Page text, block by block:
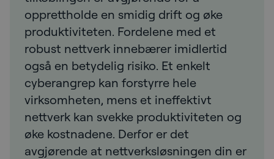
opprettholde en smidig drift og øke
produktiviteten. Fordelene med et
robust nettverk innebærer imidlertid
også en betydelig risiko. Et enkelt
cyberangrep kan forstyrre hele
virksomheten, mens et ineffektivt
nettverk kan svekke produktiviteten og
øke kostnadene. Derfor er det
avgjørende at nettverksløsningen din er